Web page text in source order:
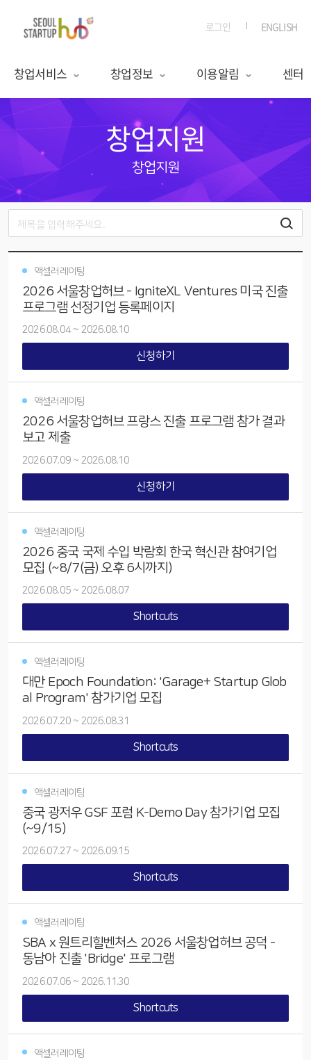
로그인 ENGLISH
창업서비스 창업정보 이용알림 센터
창업지원
창업지원
액셀러레이팅
2026 서울창업허브 - IgniteXL Ventures 미국 진출
프로그램 선정기업 등록페이지
2026.08.04~ 2026.08.10
신청하기
액셀러레이팅
2026 서울창업허브 프랑스 진출 프로그램 참가 결과
보고 제출
2026.07.09 ~ 2026.08.10
신청하기
액셀러레이팅
2026 중국 국제 수입 박람회 한국 혁신관 참여기업
모집 (~8/7(금) 오후 6시까지)
2026.08.05 ~ 2026.08.07
Shortcuts
액셀러레이팅
대만 Epoch Foundation: 'Garage+ Startup Glob
al Program' 참가기업 모집
2026.07.20 ~ 2026.08.31
Shortcuts
액셀러레이팅
중국 광저우 GSF 포럼 K-Demo Day 참가기업 모집
(~9/15)
2026.07.27 ~ 2026.09.15
Shortcuts
액셀러레이팅
SBA x 원트리힐벤처스 2026 서울창업허브 공덕 -
동남아 진출 'Bridge' 프로그램
2026.07.06 ~ 2026.11.30
Shortcuts
액셀러레이팅